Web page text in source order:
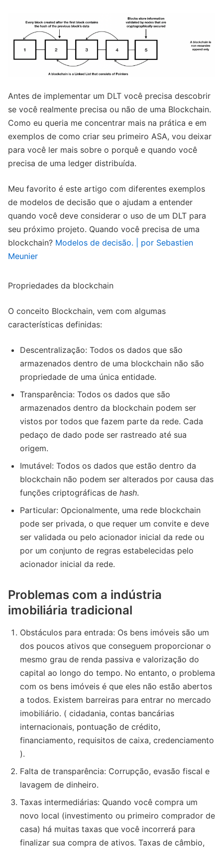
Antes de implementar um DLT você precisa descobrir
se você realmente precisa ou não de uma Blockchain.
Como eu queria me concentrar mais na prática e em
exemplos de como criar seu primeiro ASA, vou deixar
para você ler mais sobre o porquê e quando você
precisa de uma ledger distribuída.
Meu favorito é este artigo com diferentes exemplos
de modelos de decisão que o ajudam a entender
quando você deve considerar o uso de um DLT para
seu próximo projeto. Quando você precisa de uma
blockchain? Modelos de decisão. | por Sebastien
Meunier
Propriedades da blockchain
O conceito Blockchain, vem com algumas
características definidas:
Descentralização: Todos os dados que são
armazenados dentro de uma blockchain não são
propriedade de uma única entidade.
Transparência: Todos os dados que são
armazenados dentro da blockchain podem ser
vistos por todos que fazem parte da rede. Cada
pedaço de dado pode ser rastreado até sua
origem.
Imutável: Todos os dados que estão dentro da
blockchain não podem ser alterados por causa das
funções criptográficas de hash.
Particular: Opcionalmente, uma rede blockchain
pode ser privada, o que requer um convite e deve
ser validada ou pelo acionador inicial da rede ou
por um conjunto de regras estabelecidas pelo
acionador inicial da rede.
Problemas com a indústria
imobiliária tradicional
Obstáculos para entrada: Os bens imóveis são um
dos poucos ativos que conseguem proporcionar o
mesmo grau de renda passiva e valorização do
capital ao longo do tempo. No entanto, o problema
com os bens imóveis é que eles não estão abertos
a todos. Existem barreiras para entrar no mercado
imobiliário. ( cidadania, contas bancárias
internacionais, pontuação de crédito,
financiamento, requisitos de caixa, credenciamento
).
Falta de transparência: Corrupção, evasão fiscal e
lavagem de dinheiro.
Taxas intermediárias: Quando você compra um
novo local (investimento ou primeiro comprador de
casa) há muitas taxas que você incorrerá para
finalizar sua compra de ativos. Taxas de câmbio,